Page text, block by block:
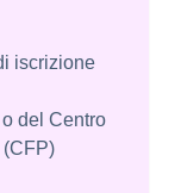
iscrizione
del Centro